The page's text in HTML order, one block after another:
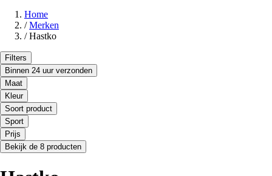
Home
/ Merken
/ Hastko
Filters
Binnen 24 uur verzonden
Maat
Kleur
Soort product
Sport
Prijs
Bekijk de 8 producten